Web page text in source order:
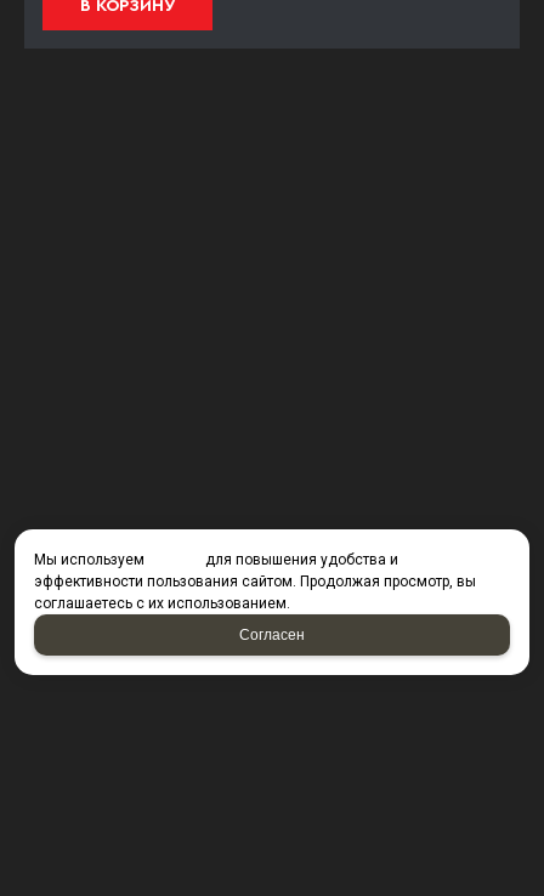
В КОРЗИНУ
Мы используем
для повышения удобства и
эффективности пользования сайтом. Продолжая просмотр, вы
соглашаетесь с их использованием.
Согласен